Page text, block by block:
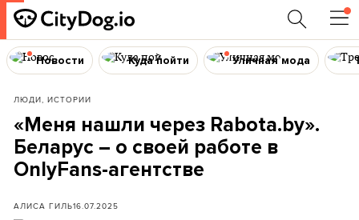
Новости Куда пойти Уличная мода
ЛЮДИ, ИСТОРИИ
«Меня нашли через Rabota.by».
Беларус – о своей работе в
OnlyFans-агентстве
АЛИСА ГИЛЬ16.07.2025